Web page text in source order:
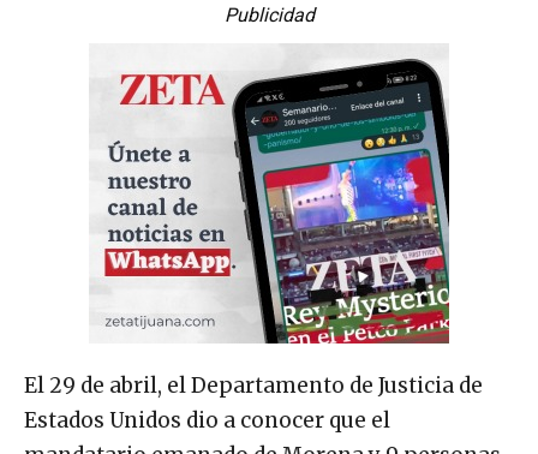
Publicidad
El 29 de abril, el Departamento de Justicia de
Estados Unidos dio a conocer que el